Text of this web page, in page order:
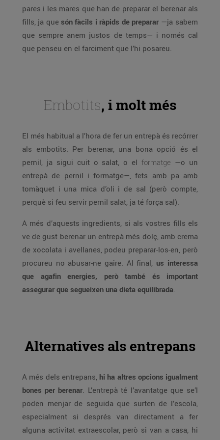
pares i les mares que han de preparar el berenar als
fills, ja que són fàcils i ràpids de preparar —ja sabem
que sempre anem justos de temps— i només cal
que penseu en el farciment que l’hi posareu.
Embotits, i molt més
El més habitual a l’hora de fer un entrepà és recórrer
als embotits. Per berenar, una bona opció és el
pernil, ja sigui cuit o salat, o el formatge —o un
entrepà de pernil i formatge—, fets amb pa amb
tomàquet i una mica d’oli i de sal (però compte,
perquè si feu servir pernil salat, ja té força sal).
A més d’aquests ingredients, si als vostres fills els
ve de gust berenar un entrepà més dolç, amb crema
de xocolata i avellanes, podeu preparar-los-en, però
procureu no abusar-ne gaire. Al final, us interessa
que agafin energies, però també és important
assegurar que segueixen una dieta equilibrada.
Alternatives als entrepans
A més dels entrepans, hi ha altres opcions igualment
bones per berenar. L’entrepà té l’avantatge que se’l
poden menjar de seguida que surten de l’escola,
especialment si després van directament a fer
alguna activitat extraescolar, però si van a casa, hi